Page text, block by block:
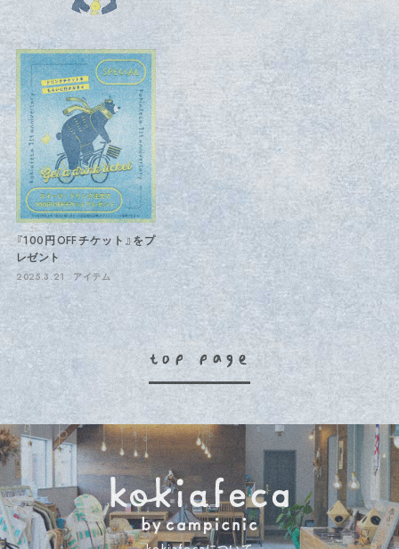
『100円OFFチケット』をプ
レゼント
2025.3.21 アイテム
top page